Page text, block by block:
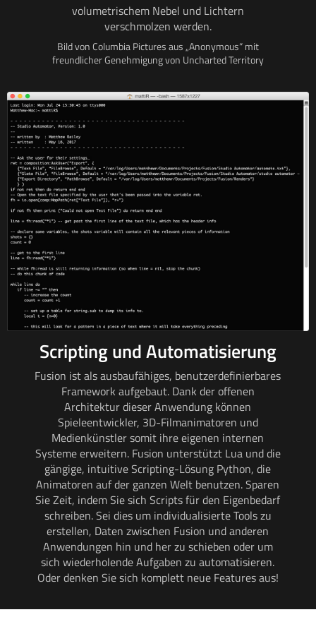
volumetrischem Nebel und Lichtern
verschmolzen werden.
Bild von Columbia Pictures aus „Anonymous“ mit
freundlicher Genehmigung von Uncharted Territory
Scripting und Automatisierung
Fusion ist als ausbaufähiges, benutzerdefinierbares
Framework aufgebaut. Dank der offenen
Architektur dieser Anwendung können
Spieleentwickler, 3D-Filmanimatoren und
Medienkünstler somit ihre eigenen internen
Systeme erweitern. Fusion unterstützt Lua und die
gängige, intuitive Scripting-Lösung Python, die
Animatoren auf der ganzen Welt benutzen. Sparen
Sie Zeit, indem Sie sich Scripts für den Eigenbedarf
schreiben. Sei dies um individualisierte Tools zu
erstellen, Daten zwischen Fusion und anderen
Anwendungen hin und her zu schieben oder um
sich wiederholende Aufgaben zu automatisieren.
Oder denken Sie sich komplett neue Features aus!